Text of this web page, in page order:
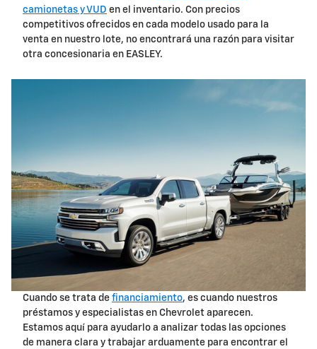
camionetas y VUD en el inventario. Con precios
competitivos ofrecidos en cada modelo usado para la
venta en nuestro lote, no encontrará una razón para visitar
otra concesionaria en EASLEY.
Cuando se trata de financiamiento, es cuando nuestros
préstamos y especialistas en Chevrolet aparecen.
Estamos aquí para ayudarlo a analizar todas las opciones
de manera clara y trabajar arduamente para encontrar el